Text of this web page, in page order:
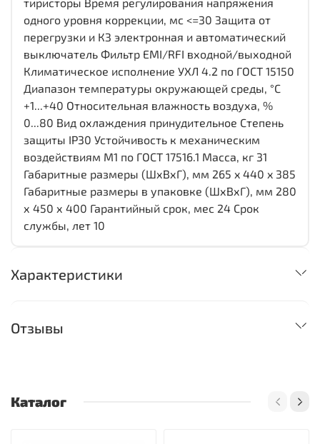
тиристоры Время регулирования напряжения
одного уровня коррекции, мс <=30 Защита от
перегрузки и КЗ электронная и автоматический
выключатель Фильтр EMI/RFI входной/выходной
Климатическое исполнение УХЛ 4.2 по ГОСТ 15150
Диапазон температуры окружающей среды, °С
+1...+40 Относительная влажность воздуха, %
0...80 Вид охлаждения принудительное Степень
защиты IP30 Устойчивость к механическим
воздействиям М1 по ГОСТ 17516.1 Масса, кг 31
Габаритные размеры (ШхВхГ), мм 265 x 440 x 385
Габаритные размеры в упаковке (ШхВхГ), мм 280
х 450 х 400 Гарантийный срок, мес 24 Срок
службы, лет 10
Характеристики
Отзывы
Каталог